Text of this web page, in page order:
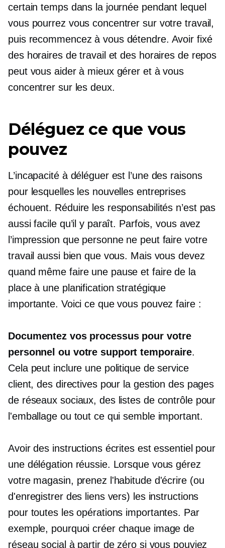
certain temps dans la journée pendant lequel
vous pourrez vous concentrer sur votre travail,
puis recommencez à vous détendre. Avoir fixé
des horaires de travail et des horaires de repos
peut vous aider à mieux gérer et à vous
concentrer sur les deux.
Déléguez ce que vous
pouvez
L’incapacité à déléguer est l’une des raisons
pour lesquelles les nouvelles entreprises
échouent. Réduire les responsabilités n’est pas
aussi facile qu’il y paraît. Parfois, vous avez
l’impression que personne ne peut faire votre
travail aussi bien que vous. Mais vous devez
quand même faire une pause et faire de la
place à une planification stratégique
importante. Voici ce que vous pouvez faire :
Documentez vos processus pour votre
personnel ou votre support temporaire.
Cela peut inclure une politique de service
client, des directives pour la gestion des pages
de réseaux sociaux, des listes de contrôle pour
l'emballage ou tout ce qui semble important.
Avoir des instructions écrites est essentiel pour
une délégation réussie. Lorsque vous gérez
votre magasin, prenez l'habitude d'écrire (ou
d'enregistrer des liens vers) les instructions
pour toutes les opérations importantes. Par
exemple, pourquoi créer chaque image de
réseau social à partir de zéro si vous pouviez